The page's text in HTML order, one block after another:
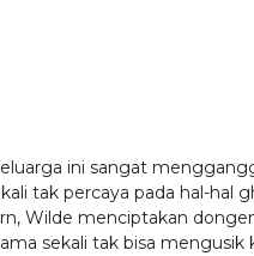
ini sangat
tak percaya pada hal-hal
Wilde menciptakan
sekali tak bisa mengusik